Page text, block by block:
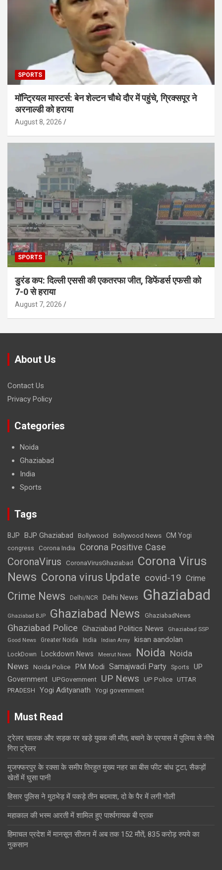
SPORTS
मॉन्ट्रियल मास्टर्स: बेन शेल्टन चौथे दौर में पहुंचे, ग्रिक्सपूर ने
अरनाल्डी को हराया
August 8, 2026
SPORTS
डुरंड कप: दिल्ली एससी की एकतरफा जीत, डिफेंडर्स एफसी को
7-0 से हराया
August 7, 2026
About Us
Contact Us
Privacy Policy
Categories
Noida
Ghaziabad
India
Sports
Tags
BJP BJP Ghaziabad Bollywood Bollywood News CM Yogi
congress Corona India Corona Positive Case
CoronaVirus CoronaVirusGhaziabad
Corona Virus
News Corona virus Update covid-19 Crime
Crime News Delhi/NCR Delhi News Ghaziabad
Ghaziabad BJP Ghaziabad News GhaziabadNews
Ghaziabad Police Ghaziabad Politics News Ghaziabad SSP
Good News Greater Noida India Indian Army kisan aandolan
LockDown Lockdown News Meerut News Noida Noida
News
Noida Police PM Modi Samajwadi Party Sports
UP
Government UPGovernment UP News UP Police
UTTAR
PRADESH
Yogi Adityanath Yogi government
Must Read
ट्रेलर चालक और सड़क पर खड़े युवक की मौत, बचाने के प्रयास में पुलिया से नीचे
गिरा ट्रेलर
मुजफ्फरपुर के रक्सा के समीप तिरहुत मुख्य नहर का बीस फीट बांध टूटा, सैकड़ों
खेतों में घुसा पानी
हिसार पुलिस ने मुठभेड़ में पकड़े तीन बदमाश, दो के पैर में लगी गोली
महाकाल की भस्म आरती में शामिल हुए पार्श्वगायक बी प्राक
हिमाचल प्रदेश में मानसून सीजन में अब तक 152 मौतें, 835 करोड़ रुपये का
नुकसान